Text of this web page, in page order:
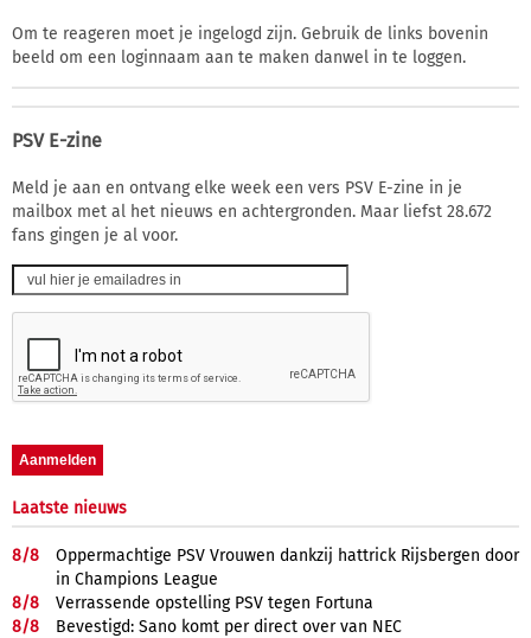
Om te reageren moet je ingelogd zijn. Gebruik de links bovenin
beeld om een loginnaam aan te maken danwel in te loggen.
PSV E-zine
Meld je aan en ontvang elke week een vers PSV E-zine in je
mailbox met al het nieuws en achtergronden. Maar liefst 28.672
fans gingen je al voor.
Laatste nieuws
8/8
Oppermachtige PSV Vrouwen dankzij hattrick Rijsbergen door
in Champions League
8/8
Verrassende opstelling PSV tegen Fortuna
8/8
Bevestigd: Sano komt per direct over van NEC